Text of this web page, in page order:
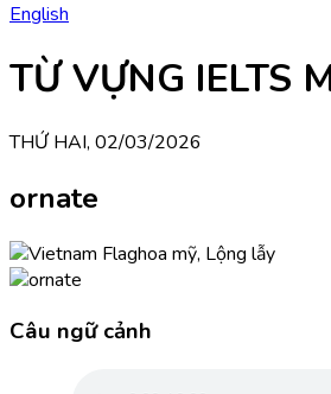
English
TỪ VỰNG IELTS
THỨ HAI, 02/03/2026
ornate
hoa mỹ, Lộng lẫy
Câu ngữ cảnh